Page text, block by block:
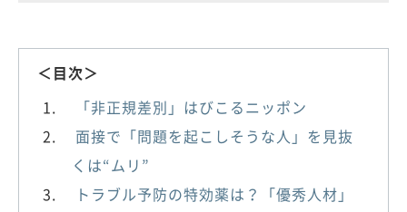
＜目次＞
「非正規差別」はびこるニッポン
面接で「問題を起こしそうな人」を見抜
くは“ムリ”
トラブル予防の特効薬は？「優秀人材」